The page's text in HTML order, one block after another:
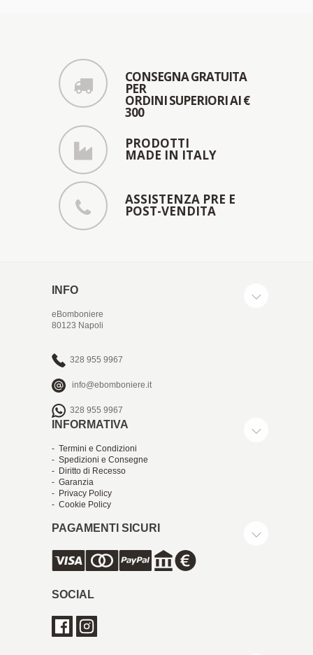
CONSEGNA GRATUITA
PER
ORDINI SUPERIORI AI €
300
PRODOTTI
MADE IN ITALY
ASSISTENZA PRE E
POST-VENDITA
INFO
eBomboniere
80123 Napoli
328 955 9967
info@ebomboniere.it
328 955 9967
INFORMATIVA
- Termini e Condizioni
- Spedizioni e Consegne
- Diritto di Recesso
- Garanzia
- Privacy Policy
- Cookie Policy
PAGAMENTI SICURI
SOCIAL